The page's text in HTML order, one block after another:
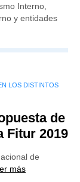
Interno,
y entidades
LOS DISTINTOS
de
Fitur 2019
de
más